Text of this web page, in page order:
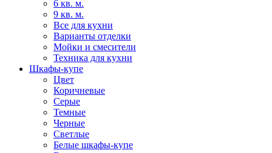
6 кв. м.
9 кв. м.
Все для кухни
Варианты отделки
Мойки и смесители
Техника для кухни
Шкафы-купе
Цвет
Коричневые
Серые
Темные
Черные
Светлые
Белые шкафы-купе